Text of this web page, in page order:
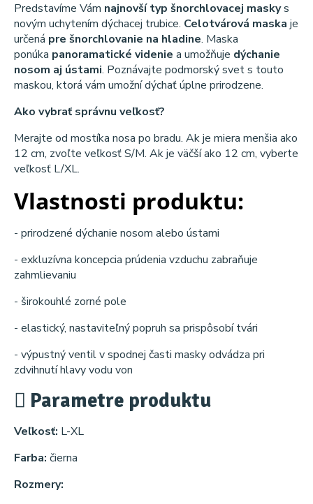
Predstavíme Vám najnovší typ šnorchlovacej maskys
novým uchytením dýchacej trubice. Celotvárová maska je
určená pre šnorchlovanie na hladine. Maska
ponúka panoramatické videnie a umožňuje dýchanie
nosom aj ústami. Poznávajte podmorský svet s touto
maskou, ktorá vám umožní dýchať úplne prirodzene.
Ako vybrať správnu veľkosť?
Merajte od mostíka nosa po bradu. Ak je miera menšia ako
12 cm, zvoľte veľkosť S/M. Ak je väčší ako 12 cm, vyberte
veľkosť L/XL.
Vlastnosti produktu:
- prirodzené dýchanie nosom alebo ústami
- exkluzívna koncepcia prúdenia vzduchu zabraňuje
zahmlievaniu
- širokouhlé zorné pole
- elastický, nastaviteľný popruh sa prispôsobí tvári
- výpustný ventil v spodnej časti masky odvádza pri
zdvihnutí hlavy vodu von
Parametre produktu
Veľkosť: L-XL
Farba: čierna
Rozmery: